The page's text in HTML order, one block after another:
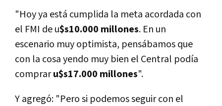
"Hoy ya está cumplida la meta acordada con
el FMI de u$s10.000 millones. En un
escenario muy optimista, pensábamos que
con la cosa yendo muy bien el Central podía
compraru$s17.000 millones".
Y agregó: "Pero si podemos seguir con el